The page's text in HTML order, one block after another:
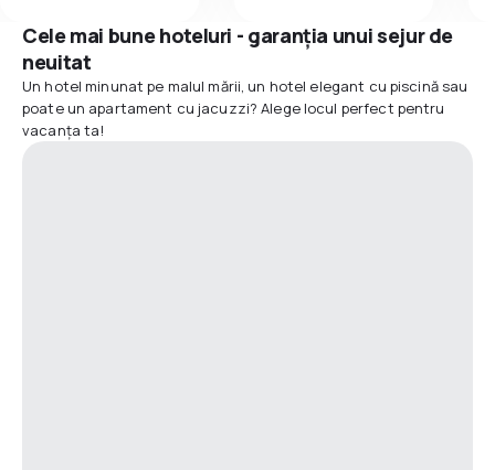
Cele mai bune hoteluri - garanția unui sejur de
neuitat
Un hotel minunat pe malul mării, un hotel elegant cu piscină sau
poate un apartament cu jacuzzi? Alege locul perfect pentru
vacanța ta!